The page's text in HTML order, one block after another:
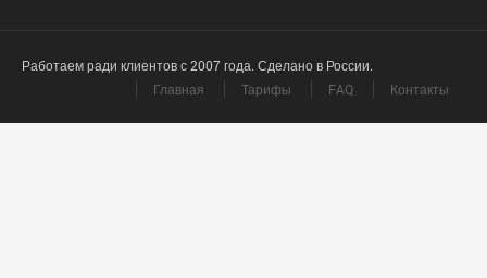
Работаем ради клиентов с 2007 года. Сделано в России.
Главная
Тарифы FAQ Контакты